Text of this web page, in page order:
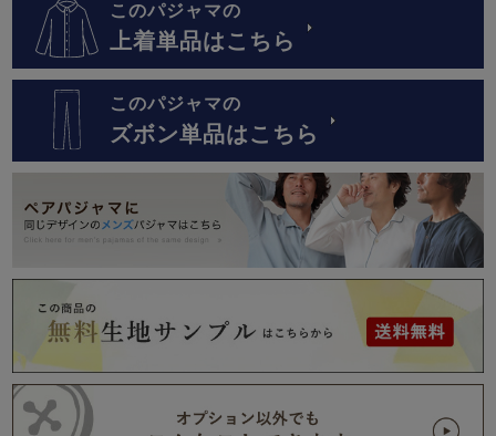
このパジャマの
上着単品はこちら
このパジャマの
ズボン単品はこちら